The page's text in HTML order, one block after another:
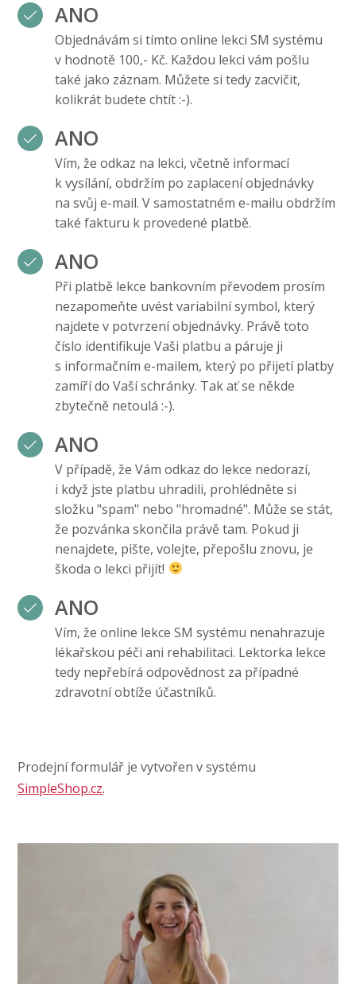
ANO
Objednávám si tímto online lekci SM systému
v hodnotě 100,- Kč. Každou lekci vám pošlu
také jako záznam. Můžete si tedy zacvičit,
kolikrát budete chtít :-).
ANO
Vím, že odkaz na lekci, včetně informací
k vysílání, obdržím po zaplacení objednávky
na svůj e-mail. V samostatném e-mailu obdržím
také fakturu k provedené platbě.
ANO
Při platbě lekce bankovním převodem prosím
nezapomeňte uvést variabilní symbol, který
najdete v potvrzení objednávky. Právě toto
číslo identifikuje Vaši platbu a páruje ji
s informačním e-mailem, který po přijetí platby
zamíří do Vaší schránky. Tak ať se někde
zbytečně netoulá :-).
ANO
V případě, že Vám odkaz do lekce nedorazí,
i když jste platbu uhradili, prohlédněte si
složku "spam" nebo "hromadné". Může se stát,
že pozvánka skončila právě tam. Pokud ji
nenajdete, pište, volejte, přepošlu znovu, je
škoda o lekci přijít!
ANO
Vím, že online lekce SM systému nenahrazuje
lékařskou péči ani rehabilitaci. Lektorka lekce
tedy nepřebírá odpovědnost za případné
zdravotní obtíže účastníků.
Prodejní formulář je vytvořen v systému
SimpleShop.cz.